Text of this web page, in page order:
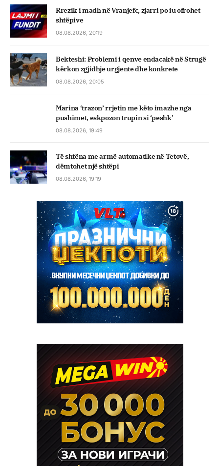
Rrezik i madh në Vranjefc, zjarri po iu ofrohet
shtëpive
08.08.2026, 20:19
Bekteshi: Problemi i qenve endacakë në Strugë
kërkon zgjidhje urgjente dhe konkrete
08.08.2026, 20:05
Marina ‘trazon’ rrjetin me këto imazhe nga
pushimet, eskpozon trupin si ‘peshk’
08.08.2026, 19:49
Të shtëna me armë automatike në Tetovë,
dëmtohet një shtëpi
08.08.2026, 19:19